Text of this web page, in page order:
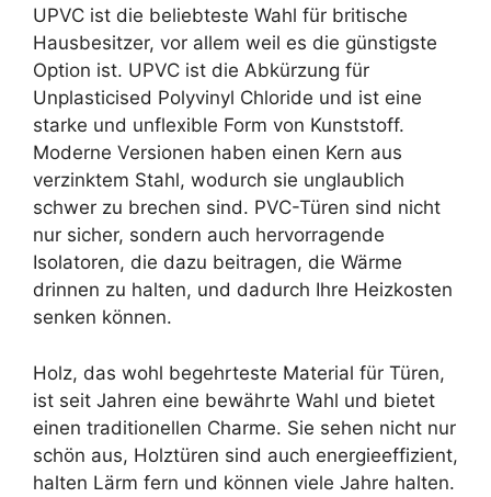
UPVC ist die beliebteste Wahl für britische
Hausbesitzer, vor allem weil es die günstigste
Option ist. UPVC ist die Abkürzung für
Unplasticised Polyvinyl Chloride und ist eine
starke und unflexible Form von Kunststoff.
Moderne Versionen haben einen Kern aus
verzinktem Stahl, wodurch sie unglaublich
schwer zu brechen sind. PVC-Türen sind nicht
nur sicher, sondern auch hervorragende
Isolatoren, die dazu beitragen, die Wärme
drinnen zu halten, und dadurch Ihre Heizkosten
senken können.
Holz, das wohl begehrteste Material für Türen,
ist seit Jahren eine bewährte Wahl und bietet
einen traditionellen Charme. Sie sehen nicht nur
schön aus, Holztüren sind auch energieeffizient,
halten Lärm fern und können viele Jahre halten.